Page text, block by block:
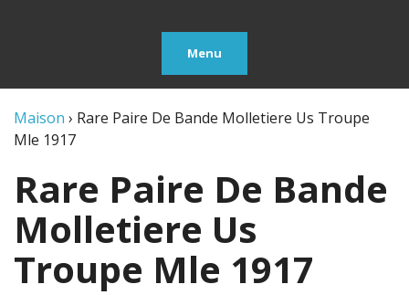
Menu
Maison › Rare Paire De Bande Molletiere Us Troupe
Mle 1917
Rare Paire De Bande
Molletiere Us
Troupe Mle 1917